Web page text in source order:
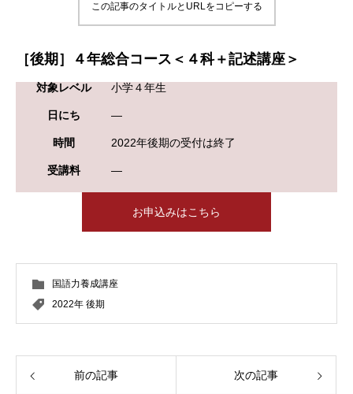
この記事のタイトルとURLをコピーする
［後期］４年総合コース＜４科＋記述講座＞
対象レベル 小学４年生
日にち ―
時間 2022年後期の受付は終了
受講料 ―
お申込みはこちら
国語力養成講座
2022年 後期
前の記事 次の記事